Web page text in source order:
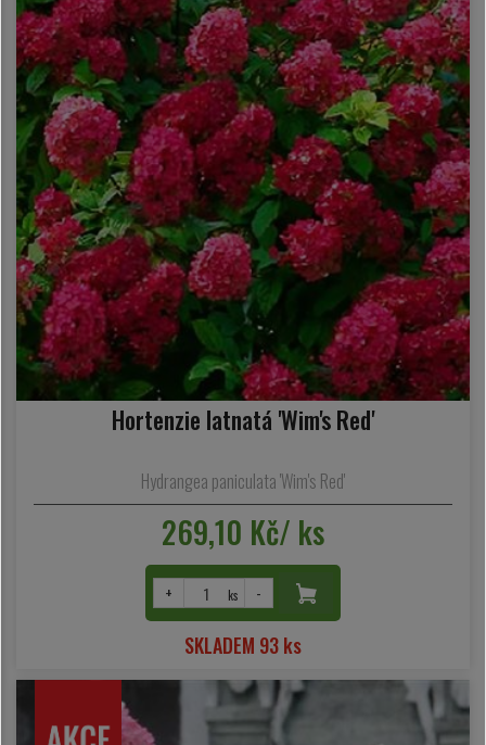
Hortenzie latnatá 'Wim's Red'
Hydrangea paniculata 'Wim's Red'
269,10 Kč/ ks
+ ks -
SKLADEM 93 ks